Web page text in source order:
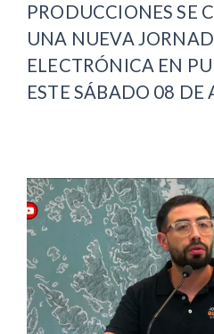
PRODUCCIONES SE
UNA NUEVA
ELECTRÓNICA EN
ESTE SÁBADO 08 DE